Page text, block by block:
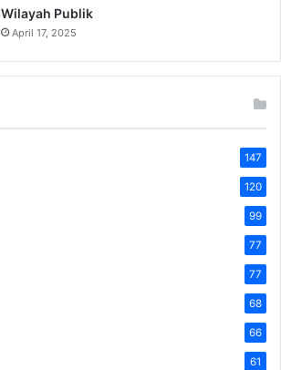
Wilayah Publik
April 17, 2025
147
120
99
77
77
68
66
61